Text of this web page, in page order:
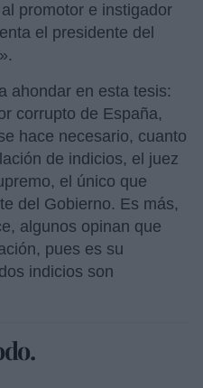
promotor e instigador
el presidente del
ahondar en esta tesis:
corrupto de España,
hace necesario, cuanto
de indicios, el juez
el único que
del Gobierno. Es más,
algunos opinan que
pues es su
indicios son